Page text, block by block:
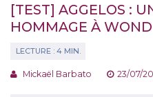
[TEST] AGGELOS :
HOMMAGE À
Mickaël Barbato 23/07/